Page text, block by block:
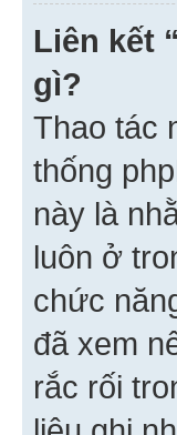
Liên kết
gì?
Thao tác
thống
này là
luôn ở
chức
đã xem
rắc rối